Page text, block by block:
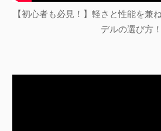
【初心者も必見！】軽さと性能を兼
デルの選び方！